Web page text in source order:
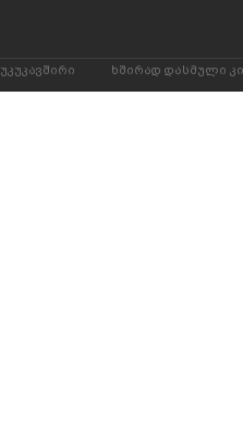
უკუკავშირი ხშირად დასმული